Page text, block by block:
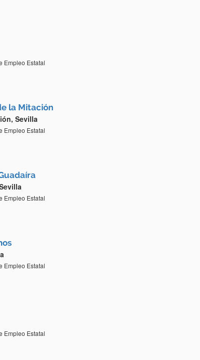
Empleo Estatal
la Mitación
Sevilla
Empleo Estatal
Empleo Estatal
Empleo Estatal
Empleo Estatal